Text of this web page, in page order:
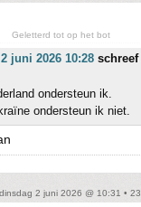
Geletterd tot op het bot
juni 2026 10:28 schreef
ondersteun ik.
ondersteun ik niet.
2 juni 2026 @ 10:31 • 23